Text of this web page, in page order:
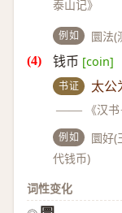
泰山记》
例如 圜法(
钱币 [coin]
书证
太公
——
《汉
例如
圜好(
代钱币)
词性变化